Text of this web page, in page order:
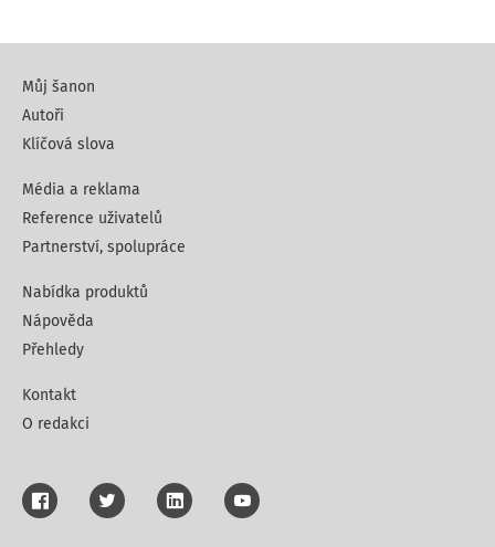
Můj šanon
Autoři
Klíčová slova
Média a reklama
Reference uživatelů
Partnerství, spolupráce
Nabídka produktů
Nápověda
Přehledy
Kontakt
O redakci